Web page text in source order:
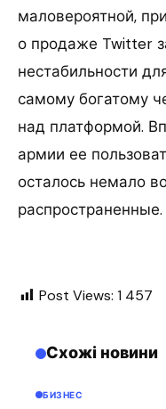
маловероятной,
о продаже Twitter
нестабильности
самому богатому
над платформой.
армии ее
осталось немало
распространенные.
Post Views: 1 457
Схожі новини
БИЗНЕС